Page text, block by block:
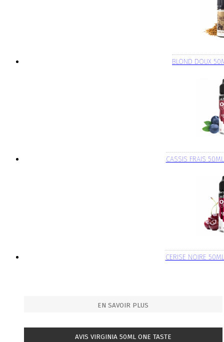
BLOND DOUX
CASSIS FRAIS
CERISE NOIRE
EN SAVOIR PLUS
AVIS VIRGINIA 50ML ONE TASTE